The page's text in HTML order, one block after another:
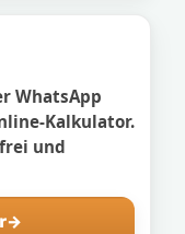
WhatsApp
Kalkulator.
und